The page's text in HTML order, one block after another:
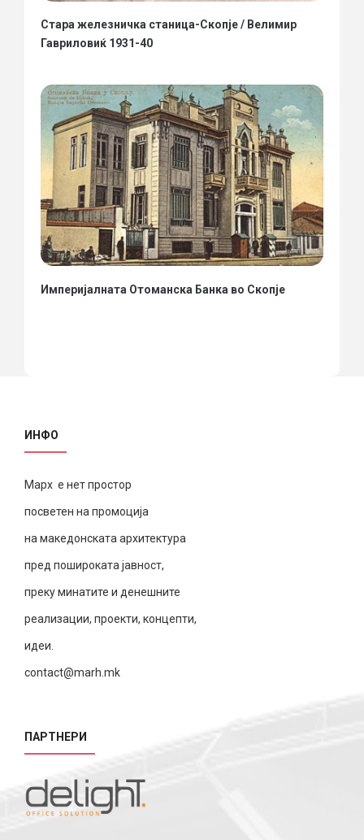
Стара железничка станица-Скопје / Велимир
Гавриловиќ 1931-40
Империјалната Отоманска Банка во Скопје
ИНФО
Марх е нет простор
посветен на промоција
на македонската архитектура
пред пошироката јавност,
преку минатите и денешните
реализации, проекти, концепти,
идеи.
contact@marh.mk
ПАРТНЕРИ